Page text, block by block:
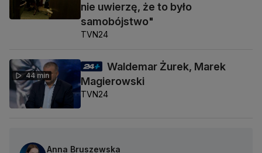
nie uwierzę, że to było
samobójstwo"
TVN24
44 min
Waldemar Żurek, Marek
Magierowski
TVN24
Anna Bruszewska